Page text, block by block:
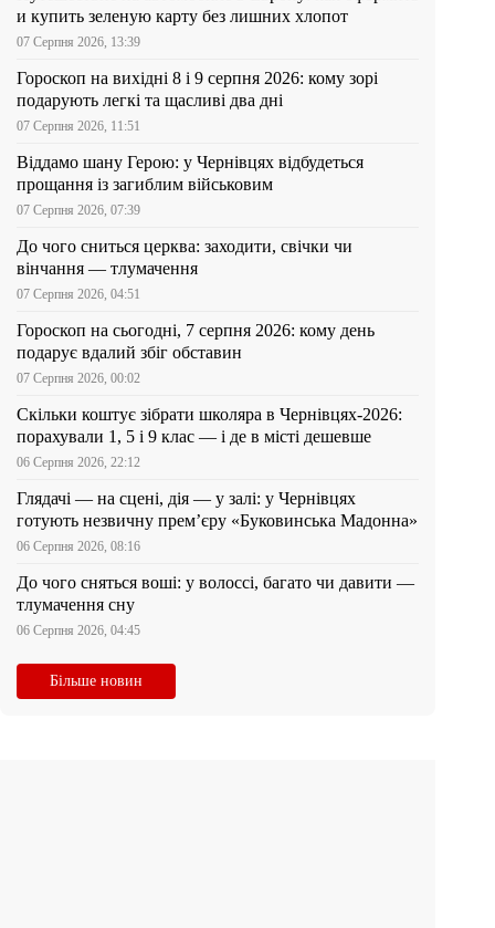
и купить зеленую карту без лишних хлопот
07 Серпня 2026, 13:39
Гороскоп на вихідні 8 і 9 серпня 2026: кому зорі
подарують легкі та щасливі два дні
07 Серпня 2026, 11:51
Віддамо шану Герою: у Чернівцях відбудеться
прощання із загиблим військовим
07 Серпня 2026, 07:39
До чого сниться церква: заходити, свічки чи
вінчання — тлумачення
07 Серпня 2026, 04:51
Гороскоп на сьогодні, 7 серпня 2026: кому день
подарує вдалий збіг обставин
07 Серпня 2026, 00:02
Скільки коштує зібрати школяра в Чернівцях-2026:
порахували 1, 5 і 9 клас — і де в місті дешевше
06 Серпня 2026, 22:12
Глядачі — на сцені, дія — у залі: у Чернівцях
готують незвичну прем’єру «Буковинська Мадонна»
06 Серпня 2026, 08:16
До чого сняться воші: у волоссі, багато чи давити —
тлумачення сну
06 Серпня 2026, 04:45
Більше новин